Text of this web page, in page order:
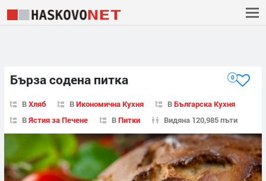
Бърза содена питка 0
ВХляб ВИкономична Кухня ВБългарска Кухня
ВЯстия за Печене ВПитки Видяна 120,985 пъти